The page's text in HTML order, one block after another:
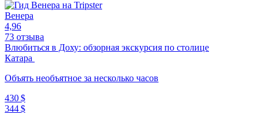
Венера
4,96
73 отзыва
Влюбиться в Доху: обзорная экскурсия по столице
Катара
Объять необъятное за несколько часов
430 $
344 $